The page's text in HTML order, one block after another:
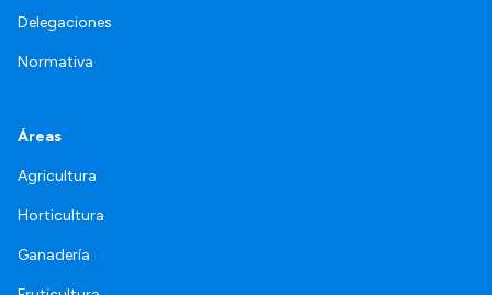
Delegaciones
Normativa
Áreas
Agricultura
Horticultura
Ganadería